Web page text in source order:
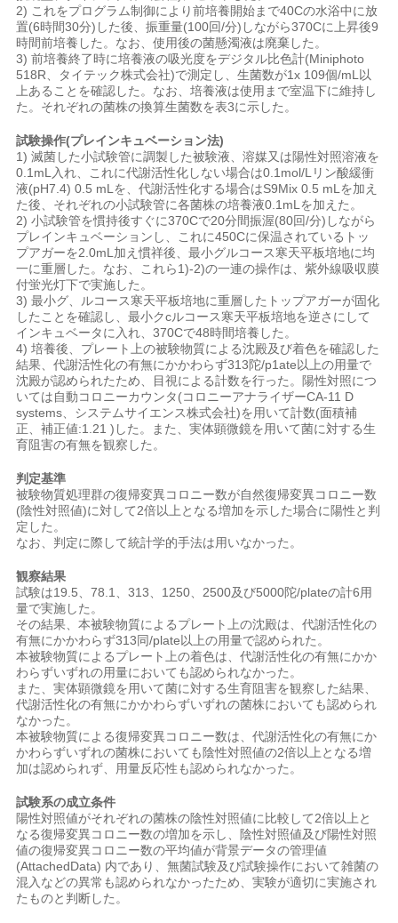
2) これをプログラム制御により前培養開始まで40Cの水浴中に放
置(6時間30分)した後、振重量(100回/分)しながら370Cに上昇後9
時間前培養した。なお、使用後の菌懸濁液は廃棄した。
3) 前培養終了時に培養液の吸光度をデジタル比色計(Miniphoto
518R、タイテック株式会社)で測定し、生菌数が1x 109個/mL以
上あることを確認した。なお、培養液は使用まで室温下に維持し
た。それぞれの菌株の換算生菌数を表3に示した。
試験操作(プレインキュベーション法)
1) 滅菌した小試験管に調製した被験液、溶媒又は陽性対照溶液を
0.1mL入れ、これに代謝活性化しない場合は0.1mol/Lリン酸緩衝
液(pH7.4) 0.5 mLを、代謝活性化する場合はS9Mix 0.5 mLを加え
た後、それぞれの小試験管に各菌株の培養液0.1mLを加えた。
2) 小試験管を慣持後すぐに370Cで20分間振渥(80回/分)しながら
プレインキュベーションし、これに450Cに保温されているトッ
プアガーを2.0mL加え慣祥後、最小グルコース寒天平板培地に均
一に重層した。なお、これら1)-2)の一連の操作は、紫外線吸収膜
付蛍光灯下で実施した。
3) 最小グ、ルコース寒天平板培地に重層したトップアガーが固化
したことを確認し、最小クcルコース寒天平板培地を逆さにして
インキュベータに入れ、370Cで48時間培養した。
4) 培養後、プレート上の被験物質による沈殿及び着色を確認した
結果、代謝活性化の有無にかかわらず313陀/p1ate以上の用量で
沈殿が認められたため、目視による計数を行った。陽性対照につ
いては自動コロニーカウンタ(コロニーアナライザーCA-11 D
systems、システムサイエンス株式会社)を用いて計数(面積補
正、補正値:1.21 )した。また、実体顕微鏡を用いて菌に対する生
育阻害の有無を観察した。
判定基準
被験物質処理群の復帰変異コロニー数が自然復帰変異コロニー数
(陰性対照値)に対して2倍以上となる増加を示した場合に陽性と判
定した。
なお、判定に際して統計学的手法は用いなかった。
観察結果
試験は19.5、78.1、313、1250、2500及び5000陀/plateの計6用
量で実施した。
その結果、本被験物質によるプレート上の沈殿は、代謝活性化の
有無にかかわらず313同/plate以上の用量で認められた。
本被験物質によるプレート上の着色は、代謝活性化の有無にかか
わらずいずれの用量においても認められなかった。
また、実体顕微鏡を用いて菌に対する生育阻害を観察した結果、
代謝活性化の有無にかかわらずいずれの菌株においても認められ
なかった。
本被験物質による復帰変異コロニー数は、代謝活性化の有無にか
かわらずいずれの菌株においても陰性対照値の2倍以上となる増
加は認められず、用量反応性も認められなかった。
試験系の成立条件
陽性対照値がそれぞれの菌株の陰性対照値に比較して2倍以上と
なる復帰変異コロニー数の増加を示し、陰性対照値及び陽性対照
値の復帰変異コロニー数の平均値が背景データの管理値
(AttachedData) 内であり、無菌試験及び試験操作において雑菌の
混入などの異常も認められなかったため、実験が適切に実施され
たものと判断した。